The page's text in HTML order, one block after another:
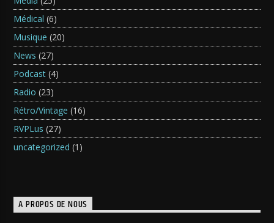
Médical (6)
Musique (20)
News (27)
Podcast (4)
Radio (23)
Rétro/Vintage (16)
RVPLus (27)
uncategorized (1)
A PROPOS DE NOUS